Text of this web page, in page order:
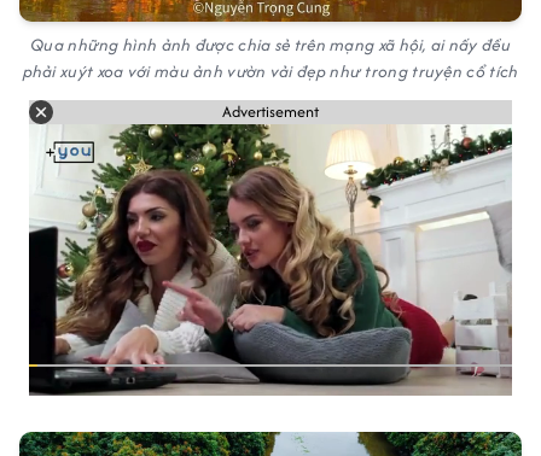
Qua những hình ảnh được chia sẻ trên mạng xã hội, ai nấy đều
phải xuýt xoa với màu ảnh vườn vải đẹp như trong truyện cổ tích
Advertisement